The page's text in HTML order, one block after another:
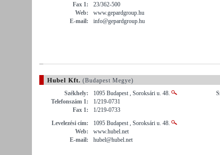
Fax 1:
23/362-500
Web:
www.gepardgroup.hu
E-mail:
info@gepardgroup.hu
Hubel Kft. (Budapest Megye)
Székhely:
1095 Budapest , Soroksári u. 48.
Telefonszám 1:
1/219-0731
Fax 1:
1/219-0733
Levelezési cím:
1095 Budapest , Soroksári u. 48.
Web:
www.hubel.net
E-mail:
hubel@hubel.net